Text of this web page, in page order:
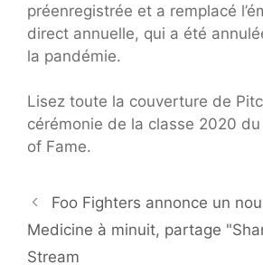
préenregistrée et a remplacé
direct annuelle, qui a été
la pandémie.
Lisez toute la couverture de
cérémonie de la classe 2020 du
of Fame.
Foo Fighters annonce un
Medicine à minuit, partage
Stream